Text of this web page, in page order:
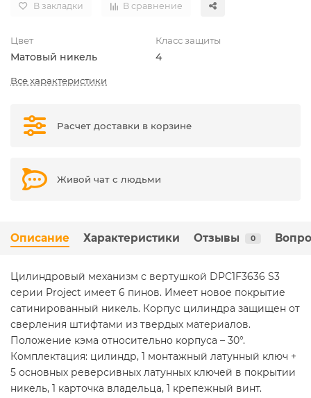
В закладки В сравнение
Цвет
Матовый никель
Класс защиты
4
Все характеристики
Расчет доставки в корзине
Живой чат с людьми
Описание Характеристики Отзывы 0
Цилиндровый механизм с вертушкой DPC1F3636 S3
серии Project имеет 6 пинов. Имеет новое покрытие
сатинированный никель. Корпус цилиндра защищен от
сверления штифтами из твердых материалов.
Положение кэма относительно корпуса – 30°.
Комплектация: цилиндр, 1 монтажный латунный ключ +
5 основных реверсивных латунных ключей в покрытии
никель, 1 карточка владельца, 1 крепежный винт.